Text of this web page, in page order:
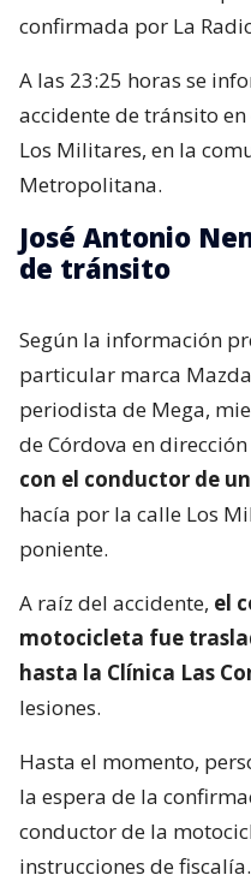
confirmada por La
A las 23:25 horas se
accidente de tránsito
Los Militares, en la
Metropolitana.
José Antonio
de tránsito
Según la información
particular marca
periodista de Mega,
de Córdova en
con el conductor de
hacía por la calle Los
poniente.
A raíz del accidente, el
motocicleta fue
hasta la Clínica Las
lesiones.
Hasta el momento,
la espera de la
conductor de la
instrucciones de fiscalía.